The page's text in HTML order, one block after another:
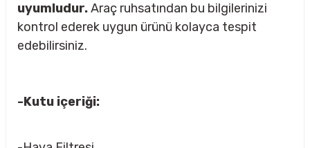
Rulman
uyumludur.Araç ruhsatından bu bilgilerinizi
kontrol ederek uygun ürünü kolayca tespit
edebilirsiniz.
-Kutu içeriği: